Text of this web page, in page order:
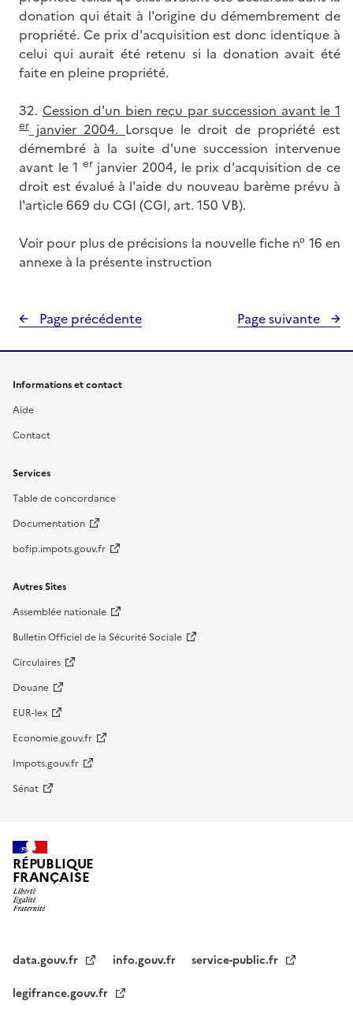
donation qui était à l'origine du démembrement de
propriété. Ce prix d'acquisition est donc identique à
celui qui aurait été retenu si la donation avait été
faite en pleine propriété.
32. Cession d'un bien reçu par succession avant le 1
er janvier 2004. Lorsque le droit de propriété est
démembré à la suite d'une succession intervenue
avant le 1 erjanvier 2004, le prix d'acquisition de ce
droit est évalué à l'aide du nouveau barème prévu à
l'article 669 du CGI (CGI, art. 150 VB).
Voir pour plus de précisions la nouvelle fiche n° 16 en
annexe à la présente instruction
Page précédente Page suivante
Informations et contact
Aide
Contact
Services
Table de concordance
Documentation
bofip.impots.gouv.fr
Autres Sites
Assemblée nationale
Bulletin Officiel de la Sécurité Sociale
Circulaires
Douane
EUR-lex
Economie.gouv.fr
Impots.gouv.fr
Sénat
RÉPUBLIQUE
FRANÇAISE
data.gouv.fr info.gouv.fr
service-public.fr
legifrance.gouv.fr